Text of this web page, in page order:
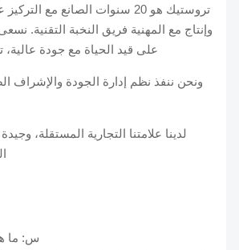
تروستيك هو 20 سنوات الصانع مع
وإنتاج مع المهنية فريق النخبة التقنية. نسعى
على قيد الحياة مع جودة عالية،
ونحن ننفذ نظم إدارة الجودة والإشراف
لدينا علامتنا التجارية المستقلة، وجيدة في
س: ما هو